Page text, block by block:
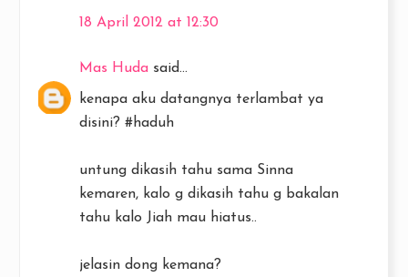
18 April 2012 at 12:30
Mas Huda said...
kenapa aku datangnya terlambat ya
disini? #haduh
untung dikasih tahu sama Sinna
kemaren, kalo g dikasih tahu g bakalan
tahu kalo Jiah mau hiatus..
jelasin dong kemana?